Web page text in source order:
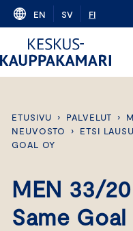
Skip
content
EN SV FI
ETUSIVU › PALVELUT ›
NEUVOSTO
› ETSI
GOAL OY
MEN 33/
Same